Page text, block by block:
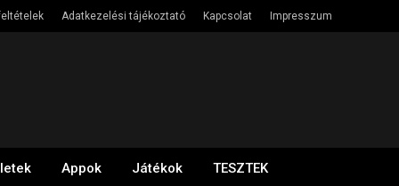
Adatkezelési tájékoztató Kapcsolat Impresszum
Appok Játékok TESZTEK